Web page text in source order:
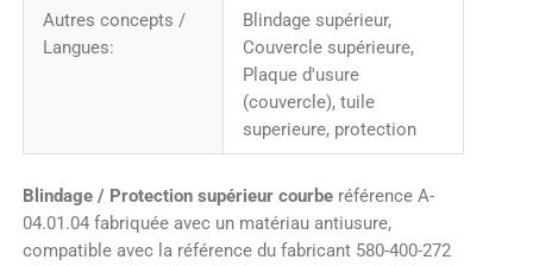
Autres concepts /
Langues:
Blindage supérieur,
Couvercle supérieure,
Plaque d'usure
(couvercle), tuile
superieure, protection
Blindage / Protection supérieur courbe référence A-
04.01.04 fabriquée avec un matériau antiusure,
compatible avec la référence du fabricant 580-400-272